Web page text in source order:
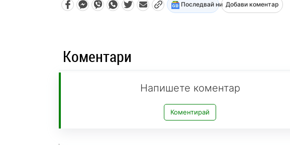
Последвай ни Добави коментар
Коментари
Напишете коментар
Коментирай